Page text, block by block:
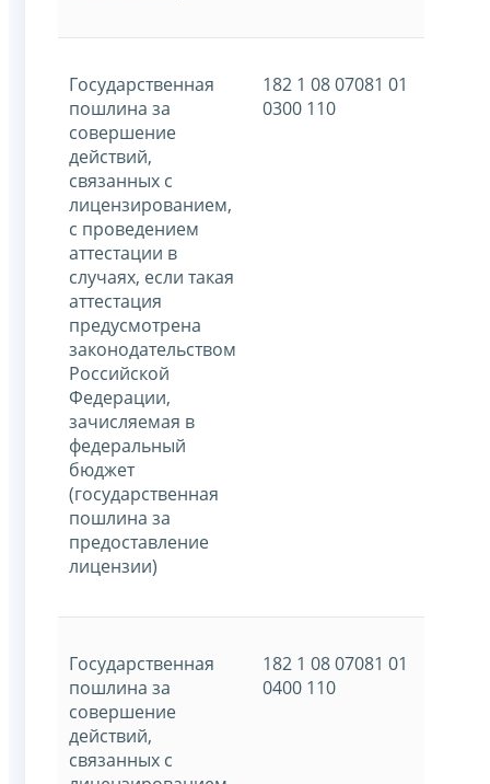
Государственная
пошлина за
совершение
действий,
связанных с
лицензированием,
с проведением
аттестации в
случаях, если такая
аттестация
предусмотрена
законодательством
Российской
Федерации,
зачисляемая в
федеральный
бюджет
(государственная
пошлина за
предоставление
лицензии)
182 1 08 07081 01
0300 110
Государственная
пошлина за
совершение
действий,
связанных с
182 1 08 07081 01
0400 110